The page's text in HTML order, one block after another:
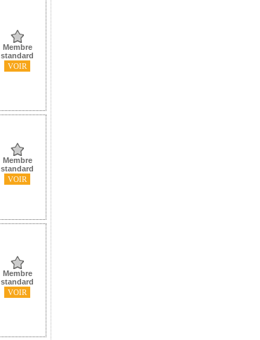
Membre
standard
VOIR
Membre
standard
VOIR
Membre
standard
VOIR